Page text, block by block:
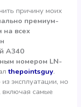
причину моих
премиум-
на всех
А340
номером LN-
thepointsguy.
эксплуатации, но
включая самые